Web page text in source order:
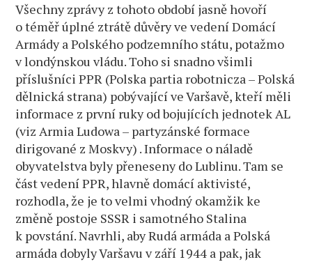
Všechny zprávy z tohoto období jasně hovoří
o téměř úplné ztrátě důvěry ve vedení Domácí
Armády a Polského podzemního státu, potažmo
v londýnskou vládu. Toho si snadno všimli
příslušníci PPR (Polska partia robotnicza – Polská
dělnická strana) pobývající ve Varšavě, kteří měli
informace z první ruky od bojujících jednotek AL
(viz Armia Ludowa – partyzánské formace
dirigované z Moskvy) . Informace o náladě
obyvatelstva byly přeneseny do Lublinu. Tam se
část vedení PPR, hlavně domácí aktivisté,
rozhodla, že je to velmi vhodný okamžik ke
změně postoje SSSR i samotného Stalina
k povstání. Navrhli, aby Rudá armáda a Polská
armáda dobyly Varšavu v září 1944 a pak, jak